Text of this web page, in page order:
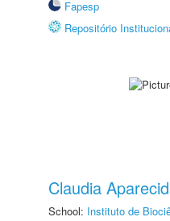
Fapesp
Repositório
Claudia
School: Instituto de